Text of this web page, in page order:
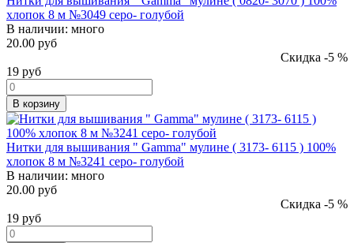
хлопок 8 м №3049 серо- голубой
В наличии: много
20.00 руб
Скидка -5 %
19 руб
В корзину
Нитки для вышивания " Gamma" мулине ( 3173- 6115 ) 100%
хлопок 8 м №3241 серо- голубой
В наличии: много
20.00 руб
Скидка -5 %
19 руб